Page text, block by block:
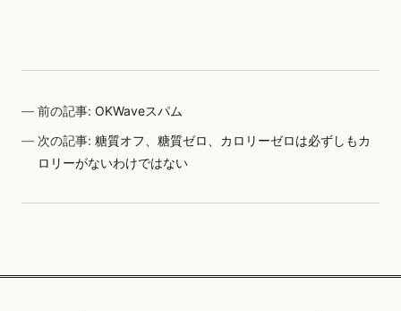
前の記事:OKWaveスパム
次の記事:糖質オフ、糖質ゼロ、カロリーゼロは必ずしもカ
ロリーがないわけではない